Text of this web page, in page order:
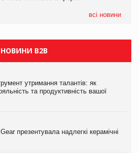
всі новини
НОВИНИ B2B
утримання талантів: як
та продуктивність вашої
презентувала надлегкі керамічні